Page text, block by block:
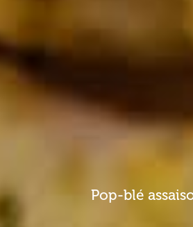
Pop-blé